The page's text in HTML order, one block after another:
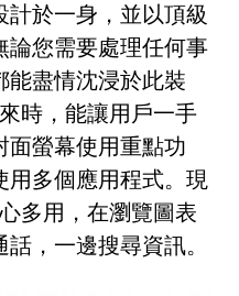
於一身，並以頂級
論您需要處理任何事
能盡情沈浸於此裝
時，能讓用戶一手
面螢幕使用重點功
用多個應用程式。現
多用，在瀏覽圖表
，一邊搜尋資訊。